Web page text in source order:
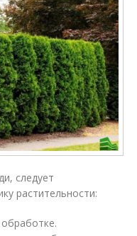
следует
растительности: